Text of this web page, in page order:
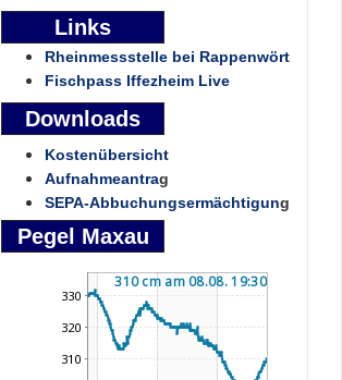
Links
Rheinmessstelle bei Rappenwört
Fischpass Iffezheim Live
Downloads
Kostenübersicht
Aufnahmeantrag
SEPA-Abbuchungsermächtigung
Pegel Maxau